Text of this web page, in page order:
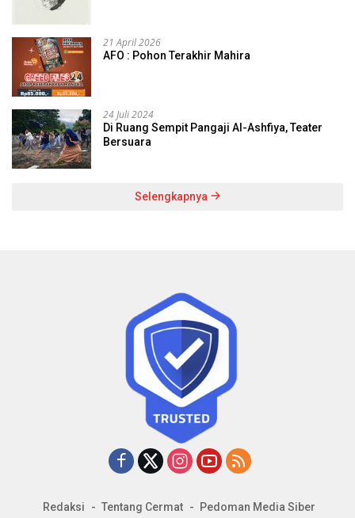
21 April 2026
AFO : Pohon Terakhir Mahira
24 Juli 2024
Di Ruang Sempit Pangaji Al-Ashfiya, Teater
Bersuara
Selengkapnya
Redaksi Tentang Cermat Pedoman Media Siber